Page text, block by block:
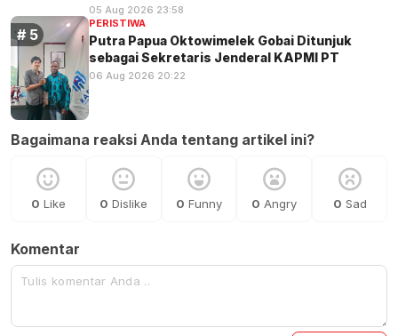
05 Aug 2026 23:58
PERISTIWA
Putra Papua Oktowimelek Gobai Ditunjuk
sebagai Sekretaris Jenderal KAPMI PT
06 Aug 2026 20:22
Bagaimana reaksi Anda tentang artikel ini?
0 Like 0 Dislike 0 Funny 0 Angry 0 Sad
Komentar